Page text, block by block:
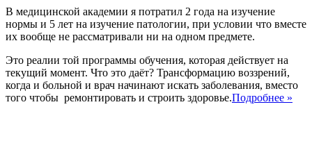
В медицинской академии я потратил 2 года на изучение
нормы и 5 лет на изучение патологии, при условии что вместе
их вообще не рассматривали ни на одном предмете.
Это реалии той программы обучения, которая действует на
текущий момент. Что это даёт? Трансформацию воззрений,
когда и больной и врач начинают искать заболевания, вместо
того чтобы ремонтировать и строить здоровье.Подробнее »